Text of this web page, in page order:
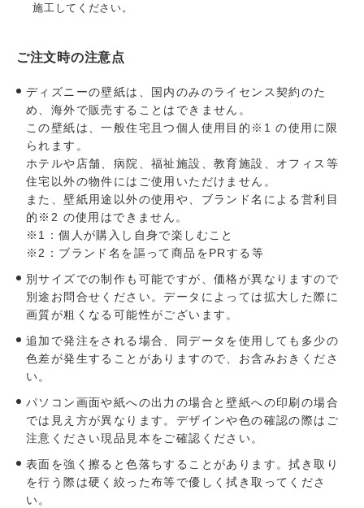
施工してください。
ご注文時の注意点
ディズニーの壁紙は、国内のみのライセンス契約のた
め、海外で販売することはできません。
この壁紙は、一般住宅且つ個人使用目的※1 の使用に限
られます。
ホテルや店舗、病院、福祉施設、教育施設、オフィス等
住宅以外の物件にはご使用いただけません。
また、壁紙用途以外の使用や、ブランド名による営利目
的※2 の使用はできません。
※1：個人が購入し自身で楽しむこと
※2：ブランド名を謳って商品をPRする等
別サイズでの制作も可能ですが、価格が異なりますので
別途お問合せください。データによっては拡大した際に
画質が粗くなる可能性がございます。
追加で発注をされる場合、同データを使用しても多少の
色差が発生することがありますので、お含みおきくださ
い。
パソコン画面や紙への出力の場合と壁紙への印刷の場合
では見え方が異なります。デザインや色の確認の際はご
注意ください現品見本をご確認ください。
表面を強く擦ると色落ちすることがあります。拭き取り
を行う際は硬く絞った布等で優しく拭き取ってくださ
い。